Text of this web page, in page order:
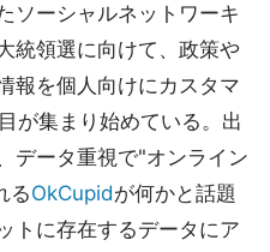
ソーシャルネットワーキ
統領選に向けて、政策や
報を個人向けにカスタマ
が集まり始めている。出
データ重視で"オンライン
るOkCupidが何かと話題
トに存在するデータにア